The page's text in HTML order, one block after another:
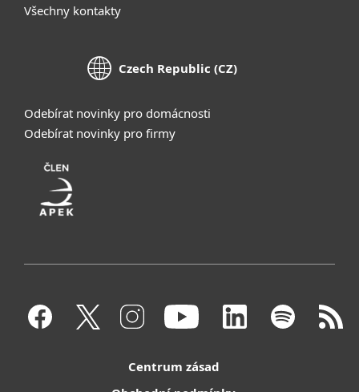
Všechny kontakty
Czech Republic (CZ)
Odebírat novinky pro domácnosti
Odebírat novinky pro firmy
Centrum zásad